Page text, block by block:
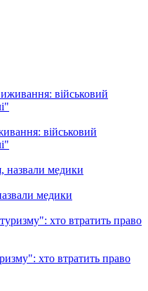
військовий
медики
хто втратить право